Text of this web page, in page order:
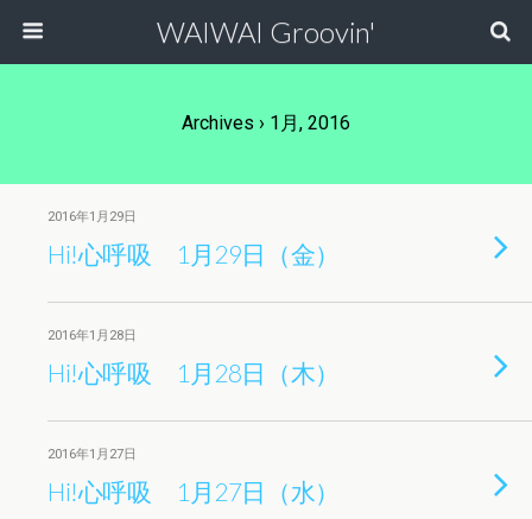
WAIWAI Groovin'
Archives › 1月, 2016
2016年1月29日
Hi!心呼吸 1月29日（金）
2016年1月28日
Hi!心呼吸 1月28日（木）
2016年1月27日
Hi!心呼吸 1月27日（水）